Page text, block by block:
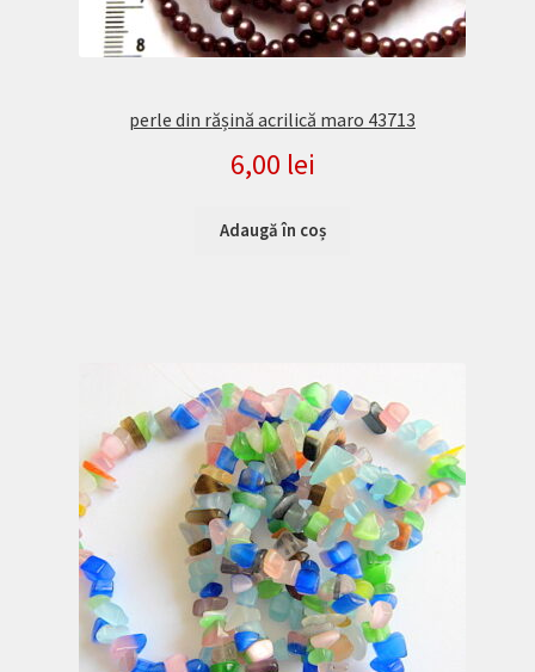
perle din rășină acrilică maro 43713
6,00 lei
Adaugă în coș